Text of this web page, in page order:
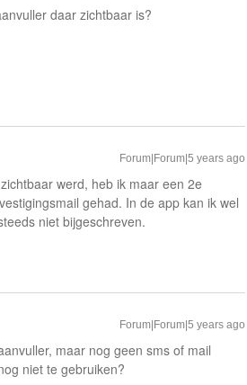
daar zichtbaar is?
Forum|Forum|5 years ago
werd, heb ik maar een 2e
gehad. In de app kan ik wel
niet bijgeschreven.
Forum|Forum|5 years ago
maar nog geen sms of mail
niet te gebruiken?